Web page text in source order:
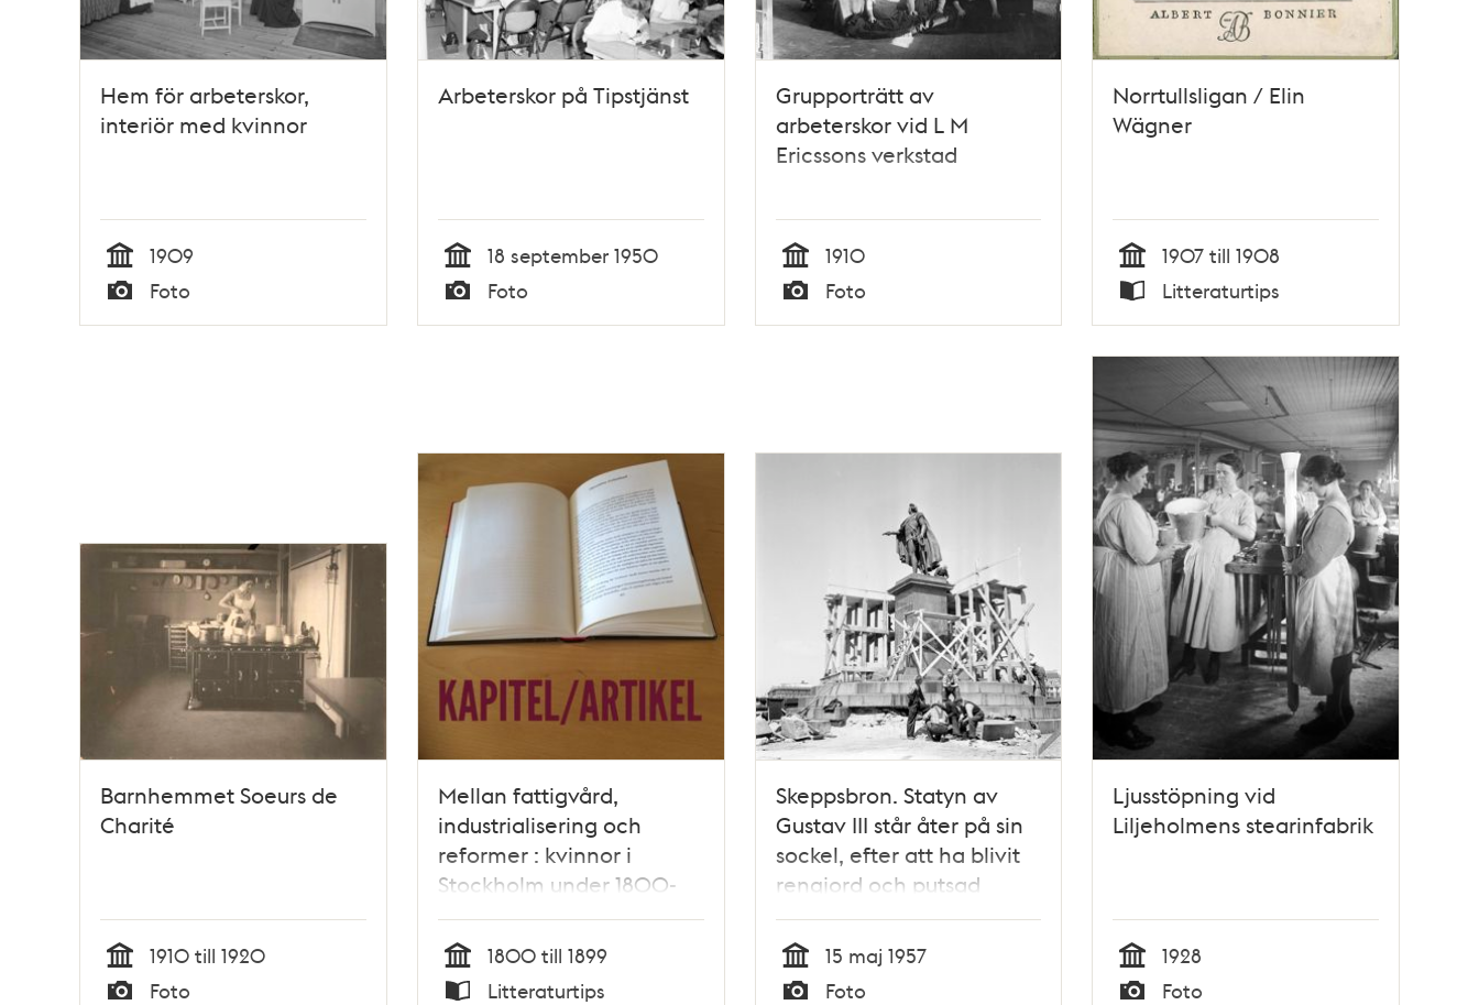
Hem för arbeterskor,
interiör med kvinnor
Tid
1909
Typ
Foto
Arbeterskor på Tipstjänst
Tid
18 september 1950
Typ
Foto
Grupporträtt av
arbeterskor vid L M
Ericssons verkstad
Tid
1910
Typ
Foto
Norrtullsligan / Elin
Wägner
Tid
1907 till 1908
Typ
Litteraturtips
Barnhemmet Soeurs de
Charité
Tid
1910 till 1920
Foto
Mellan fattigvård,
industrialisering och
reformer : kvinnor i
Stockholm under 1800-
talet / Marion Hartwig
Tid
1800 till 1899
Litteraturtips
Skeppsbron. Statyn av
Gustav III står åter på sin
sockel, efter att ha blivit
rengjord och putsad
Tid
15 maj 1957
Foto
Ljusstöpning vid
Liljeholmens stearinfabrik
Tid
1928
Foto